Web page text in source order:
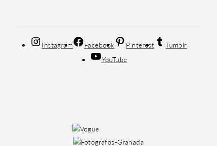
Instagram Facebook Pinterest
Tumblr
YouTube